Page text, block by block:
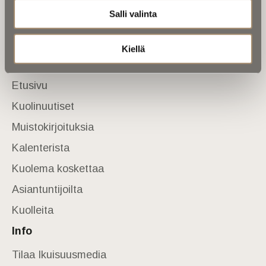
Salli valinta
Kiellä
Anna palautetta
Sivusto
Etusivu
Kuolinuutiset
Muistokirjoituksia
Kalenterista
Kuolema koskettaa
Asiantuntijoilta
Kuolleita
Info
Tilaa Ikuisuusmedia